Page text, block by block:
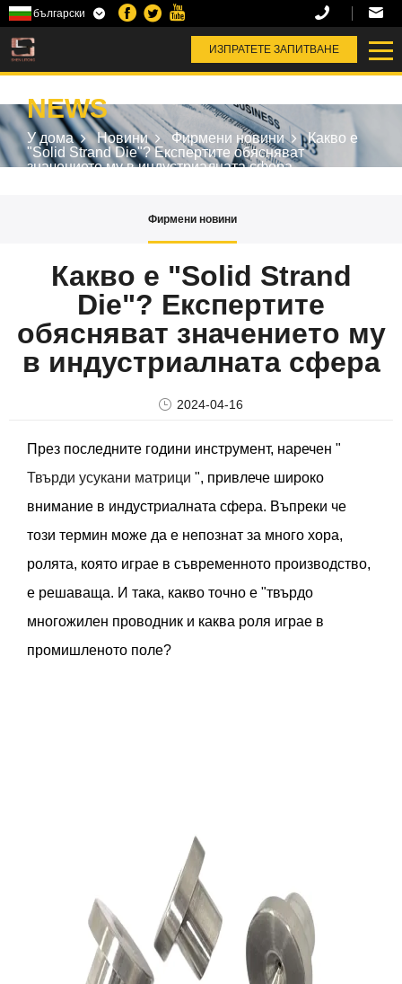
български
ИЗПРАТЕТЕ ЗАПИТВАНЕ
NEWS
У дома Новини Фирмени новини
Какво е
"Solid Strand Die"? Експертите обясняват
значението му в индустриалната сфера
Фирмени новини
Какво е "Solid Strand
Die"? Експертите
обясняват значението му
в индустриалната сфера
2024-04-16
През последните години инструмент, наречен "
Твърди усукани матрици ", привлече широко
внимание в индустриалната сфера. Въпреки че
този термин може да е непознат за много хора,
ролята, която играе в съвременното производство,
е решаваща. И така, какво точно е "твърдо
многожилен проводник и каква роля играе в
промишленото поле?